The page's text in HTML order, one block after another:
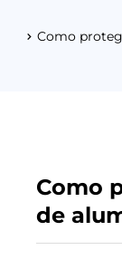
Vagas
Como
Como
de